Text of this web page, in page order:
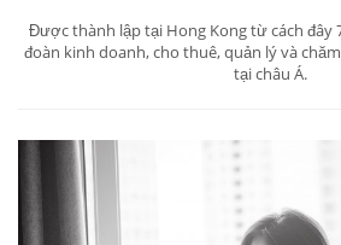
Được thành lập tại Hong Kong từ cách đây
đoàn kinh doanh, cho thuê, quản lý và
tại châu Á.